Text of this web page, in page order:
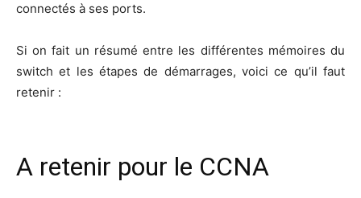
connec­tés à ses ports.
Si on fait un résu­mé entre les dif­fé­rentes mémoires du
switch et les étapes de démar­rages, voi­ci ce qu’il faut
retenir :
A retenir pour le CCNA